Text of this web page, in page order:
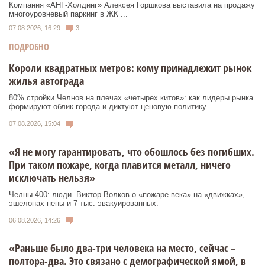
Компания «АНГ-Холдинг» Алексея Горшкова выставила на продажу
многоуровневый паркинг в ЖК ...
07.08.2026, 16:29 3
ПОДРОБНО
Короли квадратных метров: кому принадлежит рынок
жилья автограда
80% стройки Челнов на плечах «четырех китов»: как лидеры рынка
формируют облик города и диктуют ценовую политику.
07.08.2026, 15:04
«Я не могу гарантировать, что обошлось без погибших.
При таком пожаре, когда плавится металл, ничего
исключать нельзя»
Челны-400: люди. Виктор Волков о «пожаре века» на «движках»,
эшелонах пены и 7 тыс. эвакуированных.
06.08.2026, 14:26
«Раньше было два-три человека на место, сейчас –
полтора-два. Это связано с демографической ямой, в